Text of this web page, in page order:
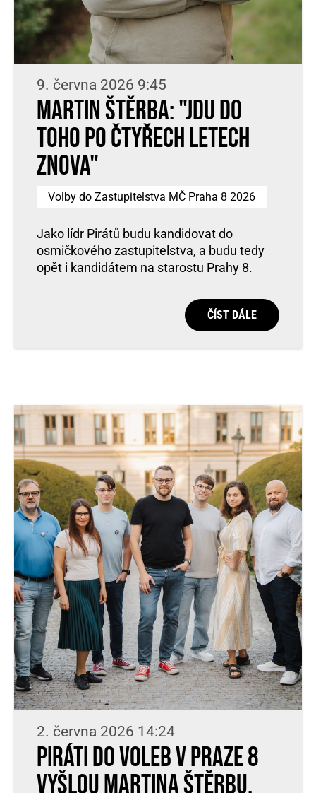
9. června 2026 9:45
Martin Štěrba: "Jdu do
toho po čtyřech letech
znova"
Volby do Zastupitelstva MČ Praha 8 2026
Jako lídr Pirátů budu kandidovat do
osmičkového zastupitelstva, a budu tedy
opět i kandidátem na starostu Prahy 8.
ČÍST DÁLE
2. června 2026 14:24
Piráti do voleb v Praze 8
vyšlou Martina Štěrbu,